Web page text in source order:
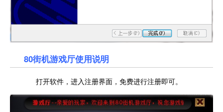
80街机游戏厅使用说明
打开软件，进入注册界面，免费进行注册即可。